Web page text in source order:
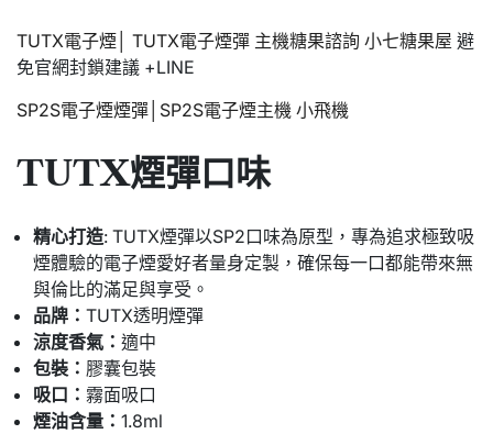
TUTX電子煙│ TUTX電子煙彈 主機糖果諮詢 小七糖果屋 避
免官網封鎖建議 +LINE
SP2S電子煙煙彈│SP2S電子煙主機 小飛機
TUTX煙彈口味
精心打造: TUTX煙彈以SP2口味為原型，專為追求極致吸
煙體驗的電子煙愛好者量身定製，確保每一口都能帶來無
與倫比的滿足與享受。
品牌： TUTX透明煙彈
涼度香氣： 適中
包裝： 膠囊包裝
吸口： 霧面吸口
煙油含量： 1.8ml